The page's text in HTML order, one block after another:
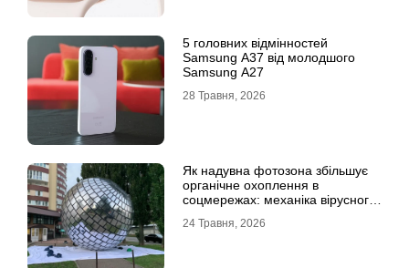
5 головних відмінностей
Samsung A37 від молодшого
Samsung A27
28 Травня, 2026
Як надувна фотозона збільшує
органічне охоплення в
соцмережах: механіка вірусного
24 Травня, 2026